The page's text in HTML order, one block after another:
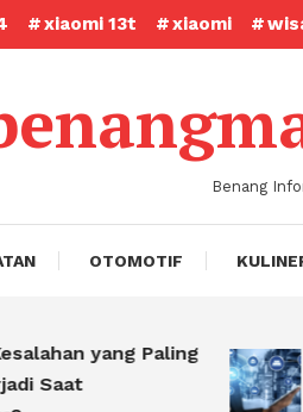
xiaomi 13t xiaomi
Benang
OTOMOTIF
yang Paling
Saat